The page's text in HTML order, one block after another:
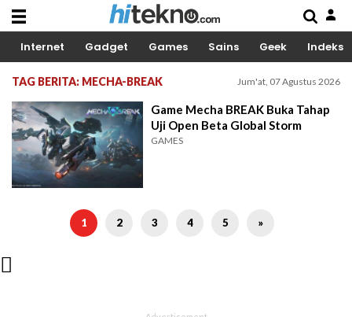
Internet Gadget Games Sains Geek Indeks
TAG BERITA: MECHA-BREAK Jum'at, 07 Agustus 2026
Game Mecha BREAK Buka Tahap
Uji Open Beta Global Storm
GAMES
1 2 3 4 5 »
